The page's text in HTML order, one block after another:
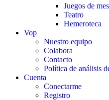
Juegos de
Teatro
Hemeroteca
Vop
Nuestro equipo
Colabora
Contacto
Política de análisis
Cuenta
Conectarme
Registro